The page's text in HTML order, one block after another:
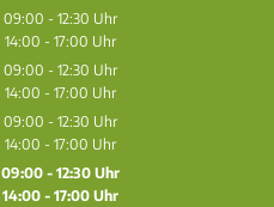
Von 14:00 bis 17:00 Uhr
09:00 - 12:30 Uhr
Von 09:00 bis 12:30 Uhr
14:00 - 17:00 Uhr
Von 14:00 bis 17:00 Uhr
09:00 - 12:30 Uhr
Von 09:00 bis 12:30 Uhr
14:00 - 17:00 Uhr
Von 14:00 bis 17:00 Uhr
09:00 - 12:30 Uhr
Von 09:00 bis 12:30 Uhr
14:00 - 17:00 Uhr
Von 14:00 bis 17:00 Uhr
09:00- 12:30Uhr
Von 09:00 bis 12:30 Uhr
14:00- 17:00Uhr